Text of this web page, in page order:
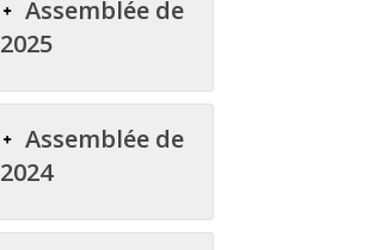
Assemblée de
2025
Assemblée de
2024